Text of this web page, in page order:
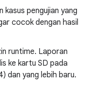
kasus pengujian yang
cocok dengan hasil
runtime. Laporan
ke kartu SD pada
dan yang lebih baru.